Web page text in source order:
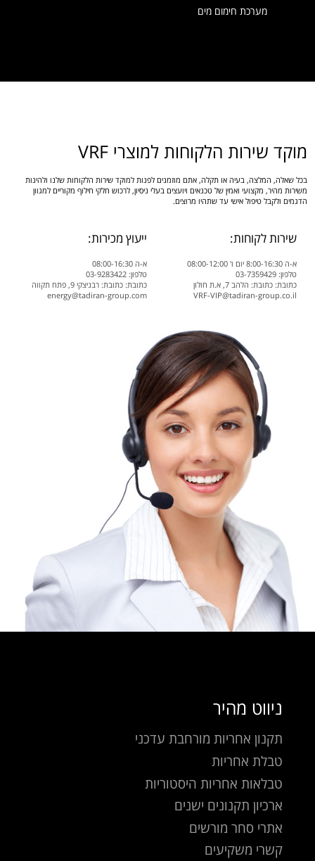
מערכת חימום מים
מוקד שירות הלקוחות למוצרי VRF
בכל שאלה, המלצה, בעיה או תקלה, אתם מוזמנים לפנות למוקד שירות הלקוחות שלנו ולהינות
משירות מהיר, מקצועי ואמין של טכנאים ויועצים בעלי ניסיון, לרכוש חלקי חילוף מקוריים למגוון
הדגמים ולקבל טיפול אישי עד שתהיו מרוצים.
שירות לקוחות:
א-ה 8:00-16:30 יום ו' 08:00-12:00
טלפון: 03-7359429
כתובת: כתובת: הלהב 7, א.ת חולון
VRF-VIP@tadiran-group.co.il
ייעוץ מכירות:
א-ה 08:00-16:30
טלפון: 03-9283422
כתובת: כתובת: רבניצקי 9, פתח תקווה
energy@tadiran-group.com
ניווט מהיר
תקנון אחריות מורחבת עדכני
טבלת אחריות
טבלאות אחריות היסטוריות
ארכיון תקנונים ישנים
אתרי סחר מורשים
קשרי משקיעים